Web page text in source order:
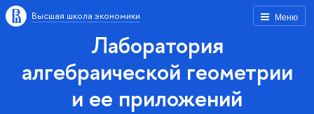
Меню
Высшая школа экономики
Лаборатория
алгебраической геометрии
и ее приложений